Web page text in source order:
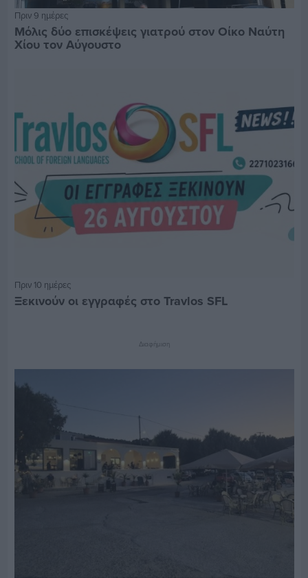
Πριν 9 ημέρες
Μόλις δύο επισκέψεις γιατρού στον Οίκο Ναύτη
Χίου τον Αύγουστο
Πριν 10 ημέρες
Ξεκινούν οι εγγραφές στο Travlos SFL
Διαφήμιση